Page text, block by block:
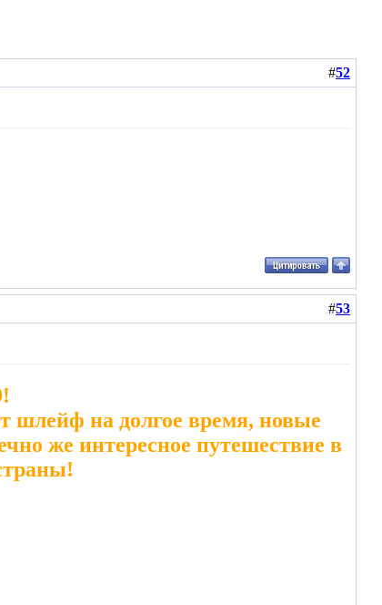
#52
#53
шлейф на долгое время, новые
же интересное путешествие в